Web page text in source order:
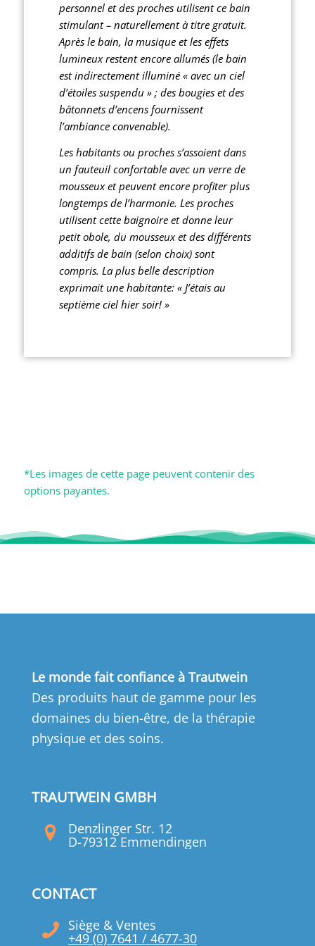
personnel et des proches utilisent ce bain
stimulant – naturellement à titre gratuit.
Après le bain, la musique et les effets
lumineux restent encore allumés (le bain
est indirectement illuminé « avec un ciel
d’étoiles suspendu » ; des bougies et des
bâtonnets d’encens fournissent
l’ambiance convenable).
Les habitants ou proches s’assoient dans
un fauteuil confortable avec un verre de
mousseux et peuvent encore profiter plus
longtemps de l’harmonie. Les proches
utilisent cette baignoire et donne leur
petit obole, du mousseux et des différents
additifs de bain (selon choix) sont
compris. La plus belle description
exprimait une habitante: « J’étais au
septième ciel hier soir! »
*Les images de cette page peuvent contenir des
options payantes.
Le monde fait confiance à Trautwein
Des produits haut de gamme pour les
domaines du bien-être, de la thérapie
physique et des soins.
TRAUTWEIN GMBH
Denzlinger Str. 12
D-79312 Emmendingen
CONTACT
Siège & Ventes
+49 (0) 7641 / 4677-30